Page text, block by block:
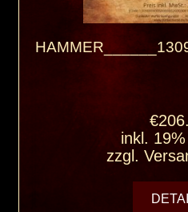
inkl.
zzgl.